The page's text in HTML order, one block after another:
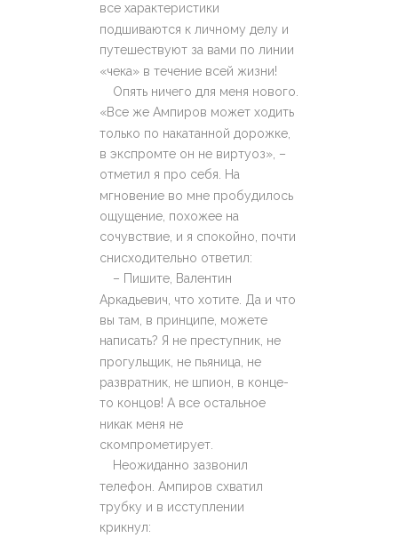
все характеристики
подшиваются к личному делу и
путешествуют за вами по линии
«чека» в течение всей жизни!
Опять ничего для меня нового.
«Все же Ампиров может ходить
только по накатанной дорожке,
в экспромте он не виртуоз», –
отметил я про себя. На
мгновение во мне пробудилось
ощущение, похожее на
сочувствие, и я спокойно, почти
снисходительно ответил:
– Пишите, Валентин
Аркадьевич, что хотите. Да и что
вы там, в принципе, можете
написать? Я не преступник, не
прогульщик, не пьяница, не
развратник, не шпион, в конце-
то концов! А все остальное
никак меня не
скомпрометирует.
Неожиданно зазвонил
телефон. Ампиров схватил
трубку и в исступлении
крикнул: